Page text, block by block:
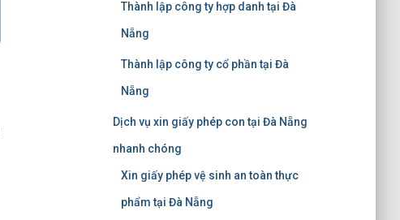
Thành lập công ty hợp danh tại Đà
Nẵng
Thành lập công ty cổ phần tại Đà
Nẵng
Dịch vụ xin giấy phép con tại Đà Nẵng
nhanh chóng
Xin giấy phép vệ sinh an toàn thực
phẩm tại Đà Nẵng